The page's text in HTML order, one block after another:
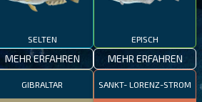
SELTEN
MEHR ERFAHREN
EPISCH
MEHR ERFAHREN
GIBRALTAR SANKT- LORENZ-STROM